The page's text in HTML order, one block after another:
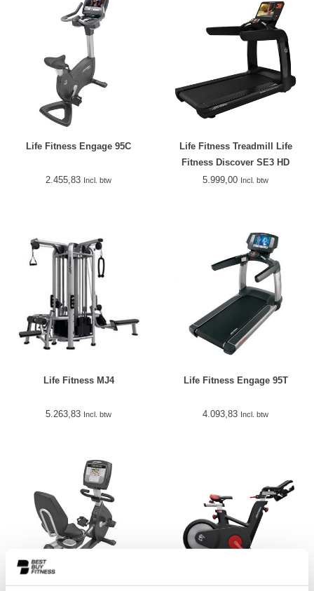
Life Fitness Engage 95C
2.455,83 Incl. btw
Life Fitness Treadmill Life
Fitness Discover SE3 HD
5.999,00 Incl. btw
Life Fitness MJ4
5.263,83 Incl. btw
Life Fitness Engage 95T
4.093,83 Incl. btw